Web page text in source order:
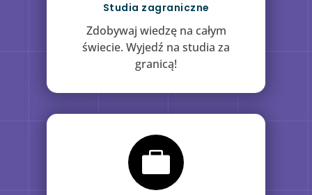
Studia zagraniczne
Zdobywaj wiedzę na całym
świecie. Wyjedź na studia za
granicą!
